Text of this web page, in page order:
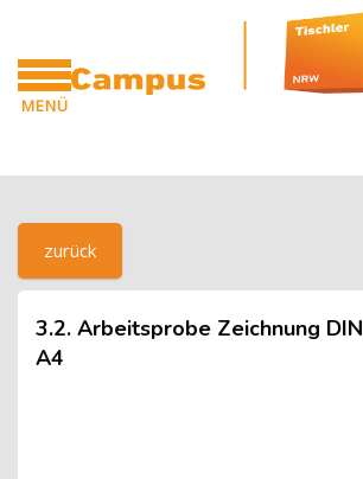
MENÜ
Zum Hauptinhalt
Blöcke
zurück
3.2. Arbeitsprobe Zeichnung DIN
A4